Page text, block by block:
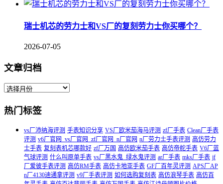
瑞士机芯的劳力士和VS厂的复刻劳力士你买哪个？
2026-07-05
文章归档
热门标签
vs厂沛纳海评测 手表知识分享 VS厂欧米茄海马评测 zf厂手表 Clean厂手表
评测 v6厂官网_vs厂官网_zf厂官网_n厂官网 n厂劳力士手表评测 高仿劳力
士手表 复刻表机芯哪款好 zf厂万国 高仿欧米茄手表 高仿帝舵手表 V6厂蓝
气球评测 什么叫原单手表 vs厂黑水鬼_绿水鬼评测 ar厂手表 mks厂手表 jf
厂爱彼手表评测 高仿RM手表 高仿卡地亚手表 GF厂百年灵评测 APS厂AP
n厂4130迪通拿评测 v9厂手表评测 如何选购复刻表 高仿浪琴手表 高仿百